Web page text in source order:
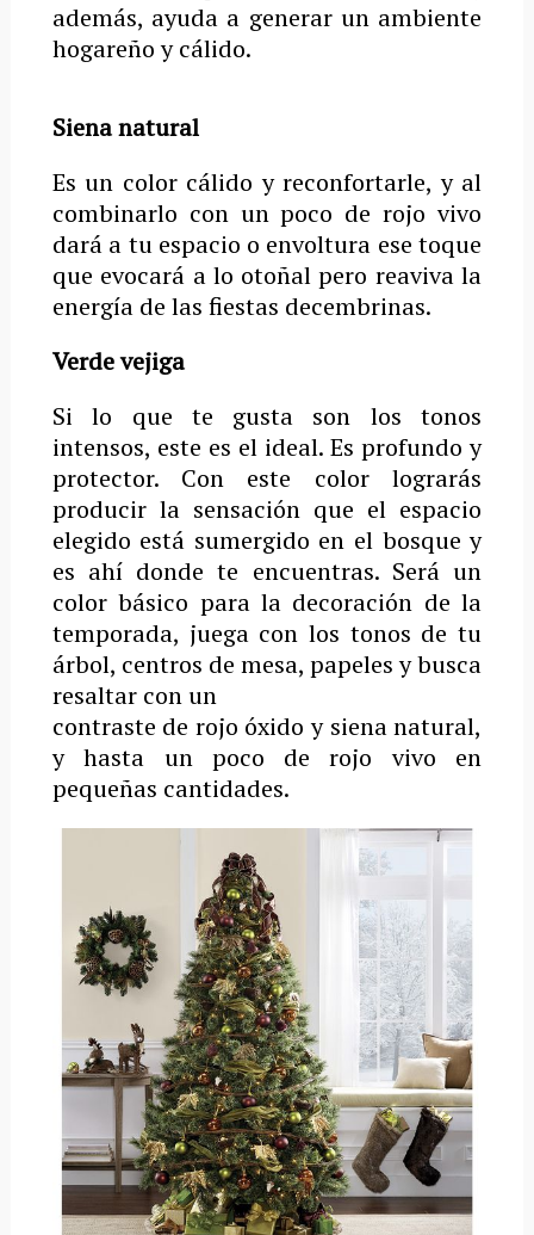
además, ayuda a generar un ambiente
hogareño y cálido.
Siena natural
Es un color cálido y reconfortarle, y al
combinarlo con un poco de rojo vivo
dará a tu espacio o envoltura ese toque
que evocará a lo otoñal pero reaviva la
energía de las fiestas decembrinas.
Verde vejiga
Si lo que te gusta son los tonos
intensos, este es el ideal. Es profundo y
protector. Con este color lograrás
producir la sensación que el espacio
elegido está sumergido en el bosque y
es ahí donde te encuentras. Será un
color básico para la decoración de la
temporada, juega con los tonos de tu
árbol, centros de mesa, papeles y busca
resaltar con un
contraste de rojo óxido y siena natural,
y hasta un poco de rojo vivo en
pequeñas cantidades.